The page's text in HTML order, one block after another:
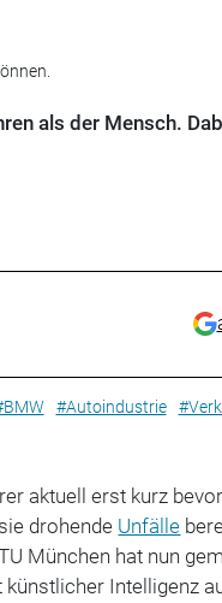
als der Mensch.
#Autoindustrie
aktuell erst kurz
drohende Unfälle
München hat nun
Intelligenz